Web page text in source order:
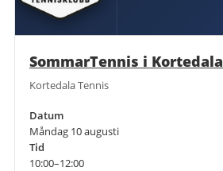
SommarTennis i Kortedala
Kortedala Tennis
Datum
Måndag 10 augusti
Tid
10:00–12:00